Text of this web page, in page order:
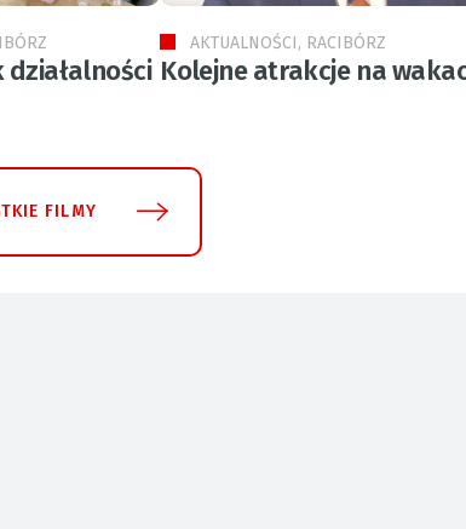
działalności
AKTUALNOŚCI, RACIBÓRZ
Kolejne atrakcje na
FILMY